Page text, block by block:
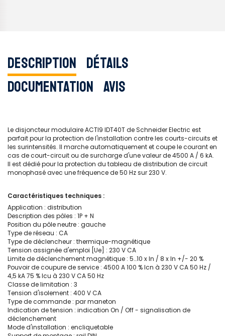
Description Détails
Documentation Avis
Le disjoncteur modulaire ACTI9 IDT40T de Schneider Electric est
parfait pour la protection de l'installation contre les courts-circuits et
les surintensités. Il marche automatiquement et coupe le courant en
cas de court-circuit ou de surcharge d'une valeur de 4500 A / 6 kA.
Il est dédié pour la protection du tableau de distribution de circuit
monophasé avec une fréquence de 50 Hz sur 230 V.
Caractéristiques techniques :
Application : distribution
Description des pôles : 1P + N
Position du pôle neutre : gauche
Type de réseau : CA
Type de déclencheur : thermique-magnétique
Tension assignée d'emploi [Ue] : 230 V CA
Limite de déclenchement magnétique : 5…10 x In / 8 x In +/- 20 %
Pouvoir de coupure de service : 4500 A 100 % Icn à 230 V CA 50 Hz /
4,5 kA 75 % Icu à 230 V CA 50 Hz
Classe de limitation : 3
Tension d'isolement : 400 V CA
Type de commande : par maneton
Indication de tension : indication On / Off - signalisation de
déclenchement
Mode d'installation : encliquetable